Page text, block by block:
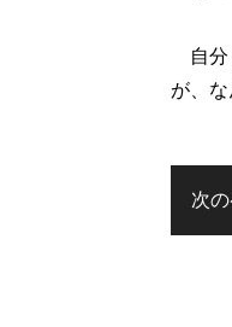
自分
が、
次